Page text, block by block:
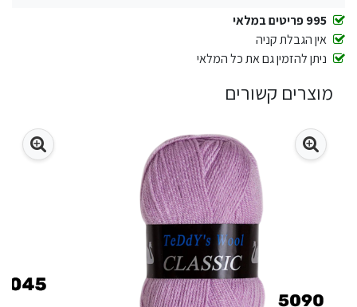
995 פריטים במלאי
אין הגבלת קניה
ניתן להזמין גם את כל המלאי
מוצרים קשורים